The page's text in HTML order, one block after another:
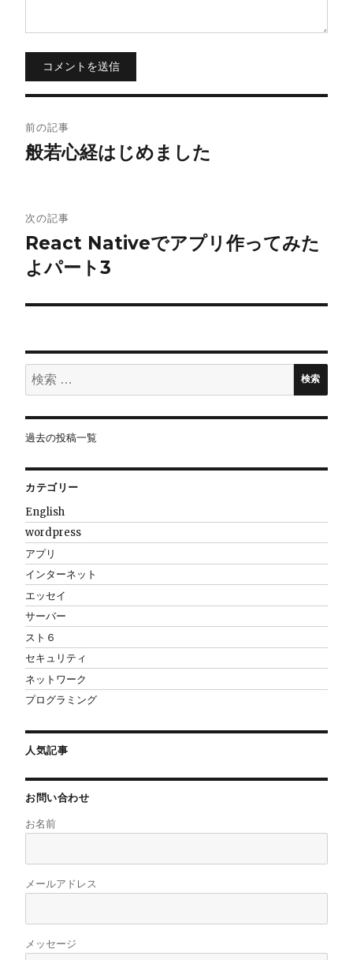
コメントを送信
稿
ビ
ゲ
ー
シ
ョ
ン
前の記事
般若心経はじめました
次の記事
React Nativeでアプリ作ってみた
よパート3
検
索:
検索
過去の投稿一覧
カテゴリー
English
wordpress
アプリ
インターネット
エッセイ
サーバー
スト６
セキュリティ
ネットワーク
プログラミング
人気記事
お問い合わせ
お名前
メールアドレス
メッセージ